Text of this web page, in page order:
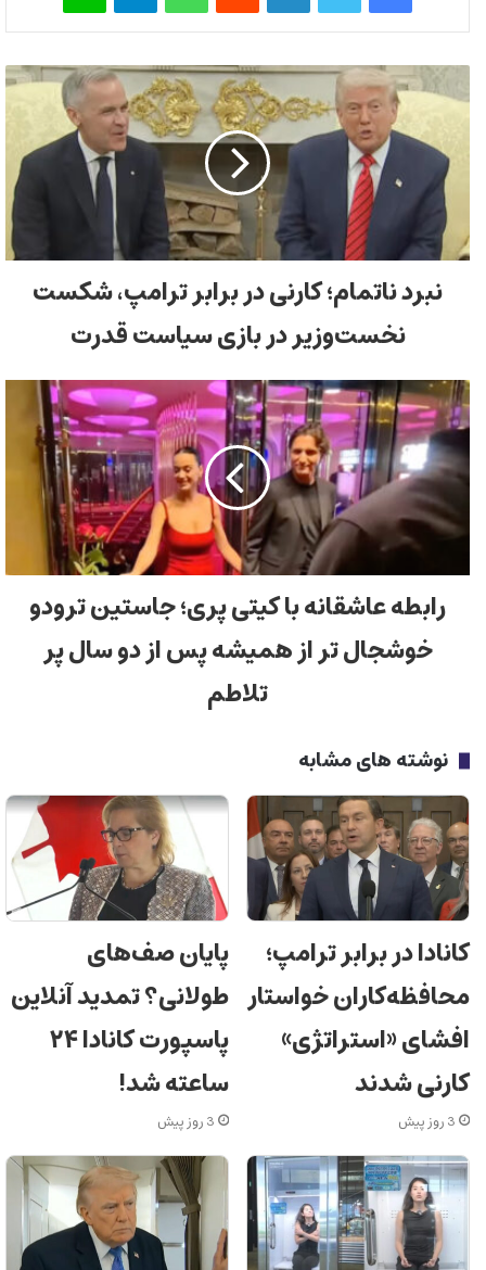
نبرد ناتمام؛ کارنی در برابر ترامپ، شکست
نخست‌وزیر در بازی سیاست قدرت
رابطه عاشقانه با کیتی پری؛ جاستین ترودو
خوشجال تر از همیشه پس از دو سال پر
تلاطم
نوشته های مشابه
کانادا در برابر ترامپ؛
محافظه‌کاران خواستار
افشای «استراتژی»
کارنی شدند
3 روز پیش
پایان صف‌های
طولانی؟ تمدید آنلاین
پاسپورت کانادا ۲۴
ساعته شد!
3 روز پیش